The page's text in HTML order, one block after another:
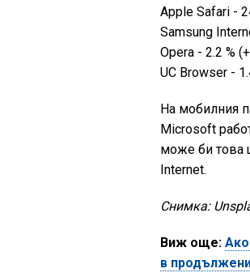
Apple Safari -
Samsung
Opera - 2.2 %
UC Browser -
На мобилния
Microsoft
може би това
Internet.
Снимка:
Виж още:
в